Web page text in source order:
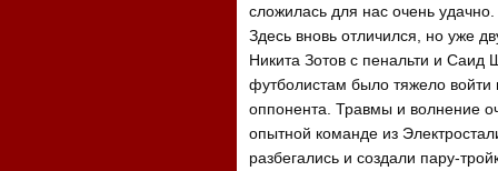
сложилась для нас очень
Здесь вновь отличился, но уже
Никита Зотов с пенальти и
футболистам было тяжело
оппонента. Травмы и волнение
опытной команде из
разбегались и создали пару-